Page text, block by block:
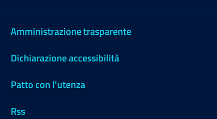
Amministrazione trasparente
Dichiarazione accessibilità
Patto con l'utenza
Rss